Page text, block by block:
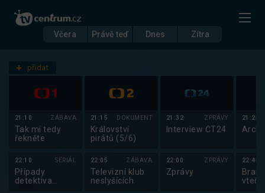
Včera Právě teď Dnes Zítra
Nastavení stanic
přidat
21:10 ZÁBAVA
Tak mi tedy
řekněte
22:10 SERIÁL
Případy
detektiva
21:15 DOKUMENT
Království
pirátů (5/6)
22:05 ZÁBAVA
Televizní klub
neslyšících
21:32 ZPRÁVY
Interview ČT24
22:00 ZPRÁVY
Zprávy
21:25
22:45